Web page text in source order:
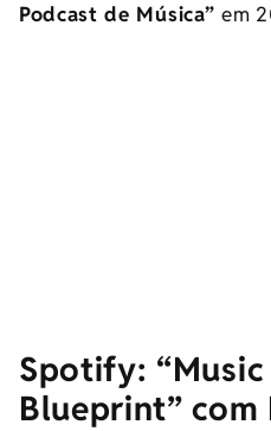
Podcast de Música” em
Spotify:
Blueprint” com